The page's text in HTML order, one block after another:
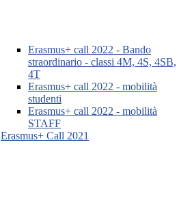
Erasmus+ call 2022 - Bando
straordinario - classi 4M, 4S, 4SB,
4T
Erasmus+ call 2022 - mobilità
studenti
Erasmus+ call 2022 - mobilità
STAFF
Erasmus+ Call 2021